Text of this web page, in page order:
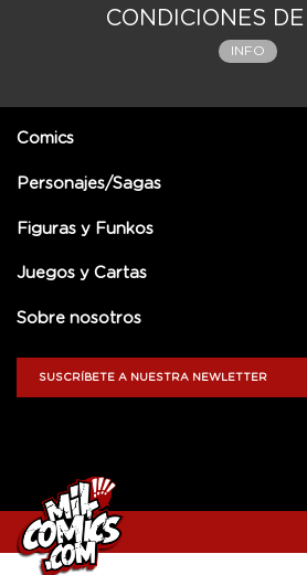
CONDICIONES
INFO
Comics
Personajes/Sagas
Figuras y Funkos
Juegos y Cartas
Sobre nosotros
SUSCRÍBETE A NUESTRA NEWLETTER